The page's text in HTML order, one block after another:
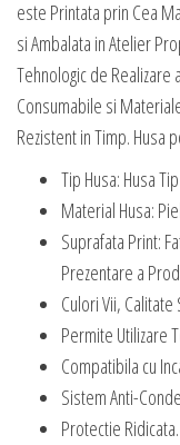
este Printata prin Cea
si Ambalata in Atelier
Tehnologic de Realizare
Consumabile si
Rezistent in Timp. Husa
Tip Husa: Husa
Material Husa:
Suprafata Print:
Prezentare a
Culori Vii,
Permite Utilizare
Compatibila cu
Sistem Anti-
Protectie